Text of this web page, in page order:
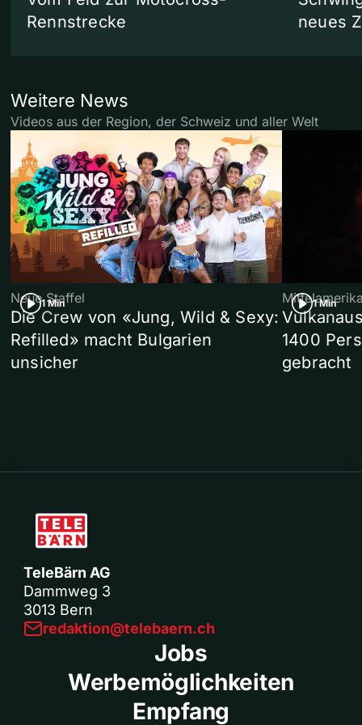
Rennstrecke
neues
Weitere News
Videos aus der Region, der Schweiz und aller Welt
1 Min
Neue Staffel
Die Crew von «Jung, Wild & Sexy:
Refilled» macht Bulgarien
unsicher
1 Min
1400
gebracht
TeleBärn AG
Dammweg 3
3013 Bern
redaktion@telebaern.ch
Jobs
Werbemöglichkeiten
Empfang